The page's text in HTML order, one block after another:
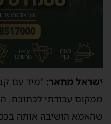
ישראל מתאר: "מיד עם
ממקום עבודתי לכתובת.
שהאמא הושיבה אותה